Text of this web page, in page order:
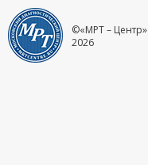
©«МРТ – Центр»
2026